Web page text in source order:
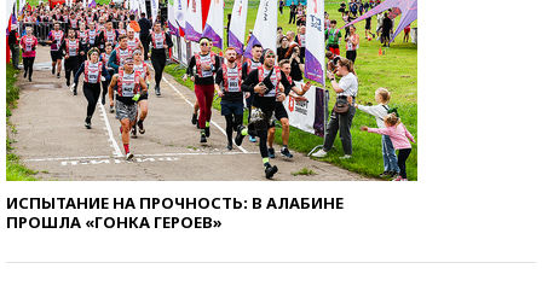
ИСПЫТАНИЕ НА ПРОЧНОСТЬ: В АЛАБИНЕ
ПРОШЛА «ГОНКА ГЕРОЕВ»